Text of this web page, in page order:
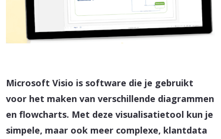
Microsoft Visio is software die je gebruikt
voor het maken van verschillende diagrammen
en flowcharts. Met deze visualisatietool kun je
simpele, maar ook meer complexe, klantdata